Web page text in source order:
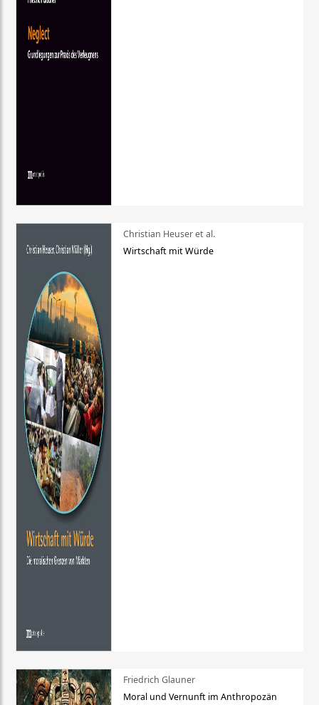
Christian Heuser et al.
Wirtschaft mit Würde
Friedrich Glauner
Moral und Vernunft im Anthropozän